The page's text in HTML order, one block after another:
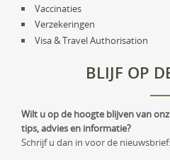
Vaccinaties
Verzekeringen
Visa & Travel Authorisation
BLIJF OP
Wilt u op de hoogte blijven van
tips, advies en informatie?
Schrijf u dan in voor de nieuwsbrief: